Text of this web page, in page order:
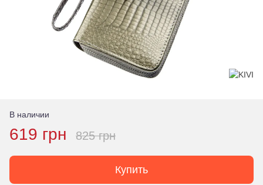
В наличии
619 грн 825 грн
Купить